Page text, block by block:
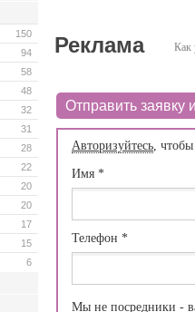
150
94
58
48
32
31
28
22
20
20
17
15
6
Как
Реклама
Отправить заявку
Авторизуйтесь,
Имя *
Телефон *
Мы не посредники -